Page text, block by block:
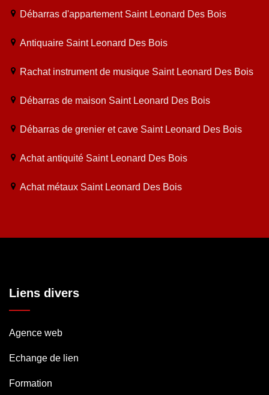
Débarras d'appartement Saint Leonard Des Bois
Antiquaire Saint Leonard Des Bois
Rachat instrument de musique Saint Leonard Des Bois
Débarras de maison Saint Leonard Des Bois
Débarras de grenier et cave Saint Leonard Des Bois
Achat antiquité Saint Leonard Des Bois
Achat métaux Saint Leonard Des Bois
Liens divers
Agence web
Echange de lien
Formation